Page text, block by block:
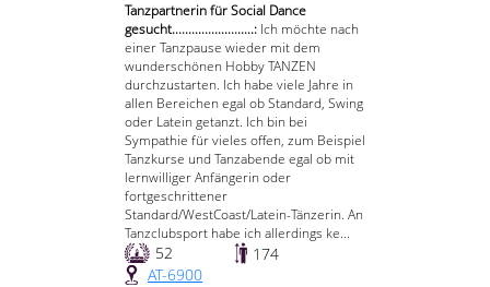
Tanzpartnerin für Social Dance
gesucht.........................: Ich möchte nach
einer Tanzpause wieder mit dem
wunderschönen Hobby TANZEN
durchzustarten. Ich habe viele Jahre in
allen Bereichen egal ob Standard, Swing
oder Latein getanzt. Ich bin bei
Sympathie für vieles offen, zum Beispiel
Tanzkurse und Tanzabende egal ob mit
lernwilliger Anfängerin oder
fortgeschrittener
Standard/WestCoast/Latein-Tänzerin. An
Tanzclubsport habe ich allerdings ke...
52
174
AT-6900